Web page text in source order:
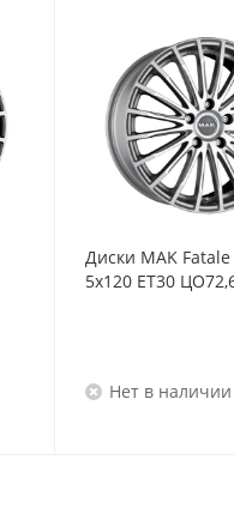
Диски MAK Fatale
5x120 ET30
Нет в наличии